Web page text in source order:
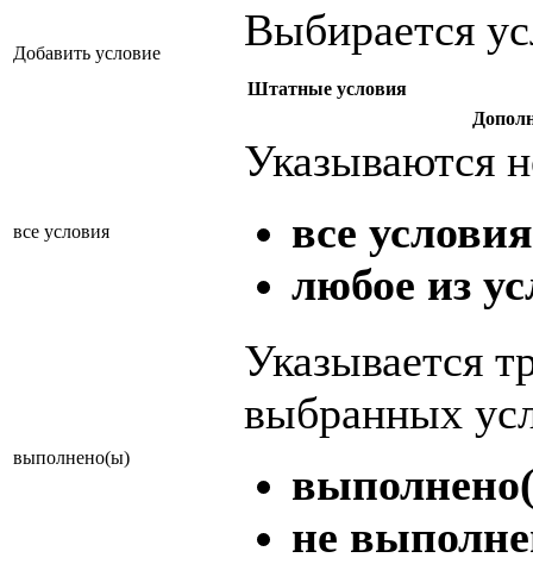
Добавить условие Выбирается
Штатные условия
все условия
Указываются
все
любое из
выполнено(ы)
Указывается
выбранных
не